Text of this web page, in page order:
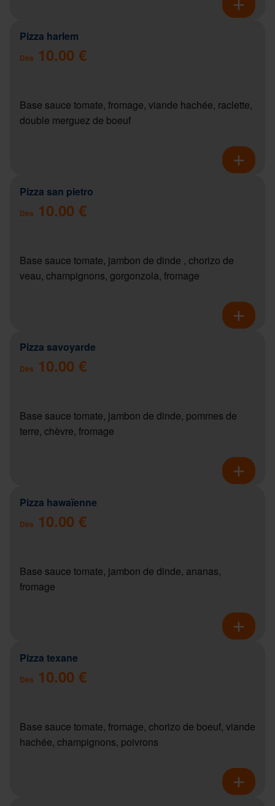
Pizza harlem
Dès 10.00 €
Base sauce tomate, fromage, viande hachée, raclette,
double merguez de boeuf
Pizza san pietro
Dès 10.00 €
Base sauce tomate, jambon de dinde , chorizo de
veau, champignons, gorgonzola, fromage
Pizza savoyarde
Dès 10.00 €
Base sauce tomate, jambon de dinde, pommes de
terre, chèvre, fromage
Pizza hawaïenne
Dès 10.00 €
Base sauce tomate, jambon de dinde, ananas,
fromage
Pizza texane
Dès 10.00 €
Base sauce tomate, fromage, chorizo de boeuf, viande
hachée, champignons, poivrons